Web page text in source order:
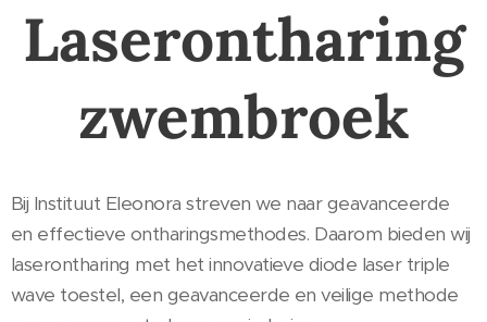
Laserontharing
zwembroek
Bij Instituut Eleonora streven we naar geavanceerde
en effectieve ontharingsmethodes. Daarom bieden wij
laserontharing met het innovatieve diode laser triple
wave toestel, een geavanceerde en veilige methode